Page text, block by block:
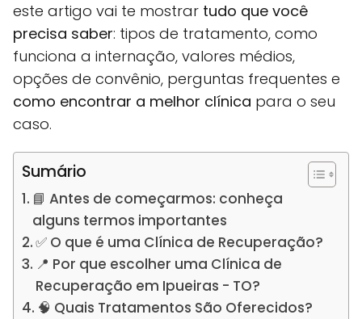
este artigo vai te mostrar tudo que você
precisa saber: tipos de tratamento, como
funciona a internação, valores médios,
opções de convênio, perguntas frequentes e
como encontrar a melhor clínica para o seu
caso.
Sumário
📘 Antes de começarmos: conheça
alguns termos importantes
✅ O que é uma Clínica de Recuperação?
📍 Por que escolher uma Clínica de
Recuperação em Ipueiras - TO?
🧠 Quais Tratamentos São Oferecidos?